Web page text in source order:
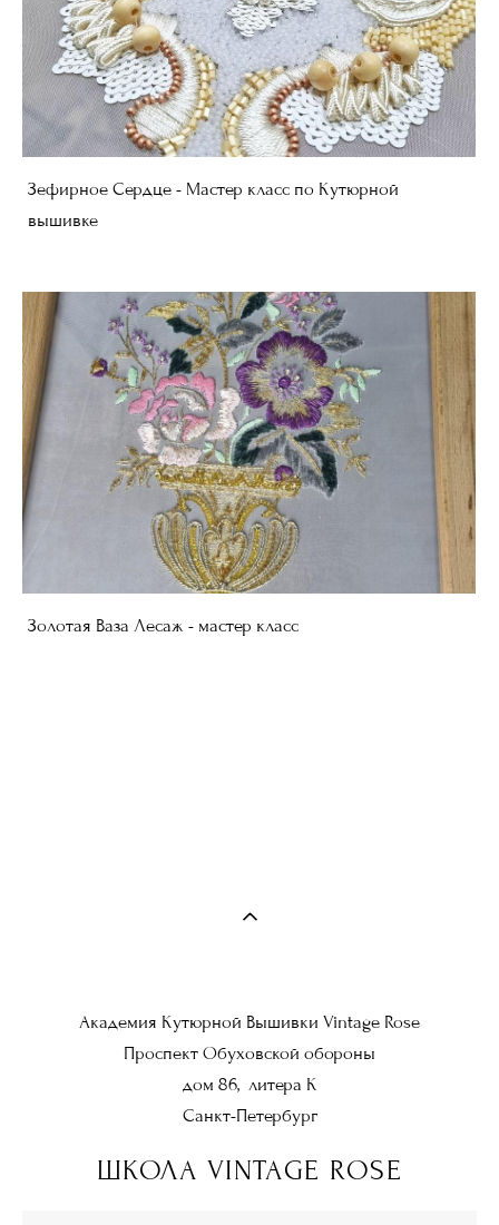
Зефирное Сердце - Мастер класс по Кутюрной
вышивке
Золотая Ваза Лесаж - мастер класс
Академия Кутюрной Вышивки Vintage Rose
Проспект Обуховской обороны
дом 86, литера К
Санкт-Петербург
ШКОЛА VINTAGE ROSE